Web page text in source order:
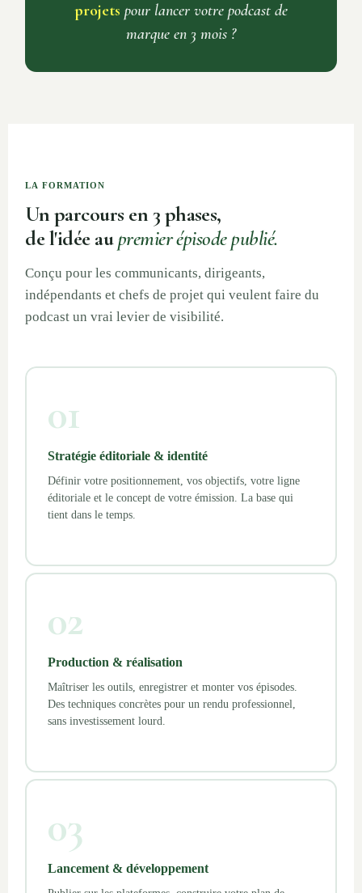
projets pour lancer votre podcast de
marque en 3 mois ?
LA FORMATION
Un parcours en 3 phases,
de l'idée aupremier épisode publié.
Conçu pour les communicants, dirigeants,
indépendants et chefs de projet qui veulent faire du
podcast un vrai levier de visibilité.
01
Stratégie éditoriale & identité
Définir votre positionnement, vos objectifs, votre ligne
éditoriale et le concept de votre émission. La base qui
tient dans le temps.
02
Production & réalisation
Maîtriser les outils, enregistrer et monter vos épisodes.
Des techniques concrètes pour un rendu professionnel,
sans investissement lourd.
03
Lancement & développement